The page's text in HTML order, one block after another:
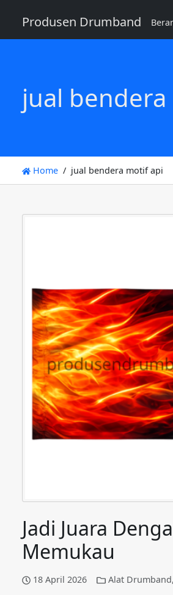
Produsen Drumband
jual
Home jual bendera motif api
Jadi Juara
Memukau
18 April 2026 Alat Drumband,